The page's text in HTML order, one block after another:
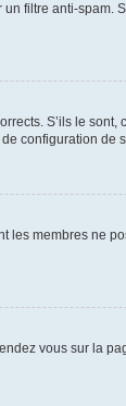
filtre anti-spam.
S’ils le sont,
configuration de
les membres ne
vous sur la